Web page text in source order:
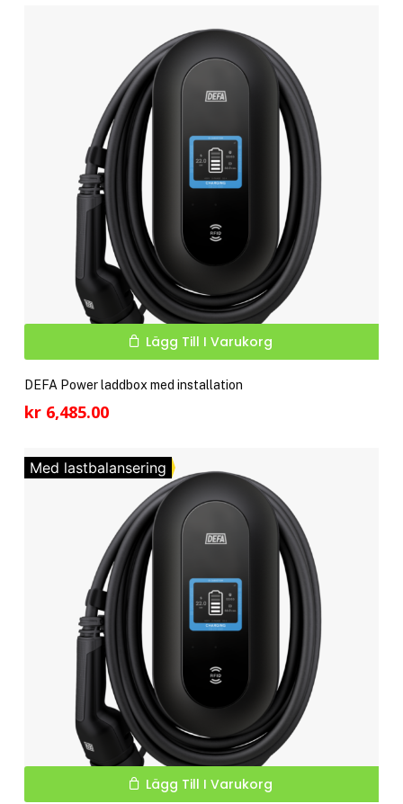
Lägg Till I Varukorg
DEFA Power laddbox med installation
kr6,485.00
Med lastbalansering
Lägg Till I Varukorg